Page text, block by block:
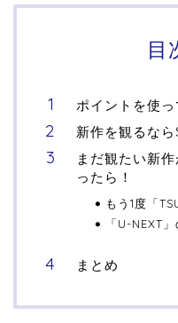
目
ポイントを使
新作を観るなら
まだ観たい新
ったら！
もう1度「
「U-NEXT
まとめ